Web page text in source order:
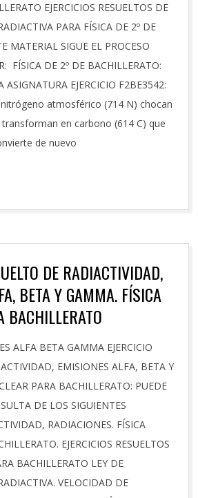
EJERCICIOS RESUELTOS DE
PARA FÍSICA DE 2º DE
MATERIAL SIGUE EL PROCESO
FÍSICA DE 2º DE BACHILLERATO:
ASIGNATURA EJERCICIO F2BE3542:
atmosférico (714 N) chocan
en carbono (614 C) que
de nuevo
DE RADIACTIVIDAD,
BETA Y GAMMA. FÍSICA
BACHILLERATO
ALFA BETA GAMMA EJERCICIO
EMISIONES ALFA, BETA Y
PARA BACHILLERATO: PUEDE
DE LOS SIGUIENTES
RADIACIONES. FÍSICA
EJERCICIOS RESUELTOS
BACHILLERATO LEY DE
VELOCIDAD DE